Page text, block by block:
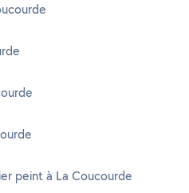
peint à La Coucourde